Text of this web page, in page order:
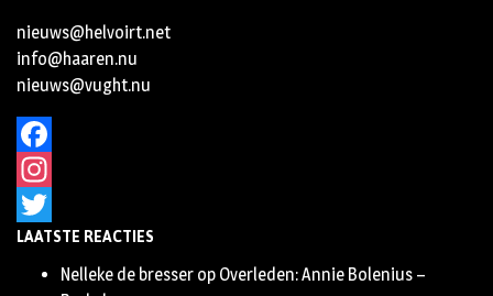
nieuws@helvoirt.net
info@haaren.nu
nieuws@vught.nu
Facebook
Instagram
Twitter
LAATSTE REACTIES
Nelleke de bresser op Overleden: Annie Bolenius –